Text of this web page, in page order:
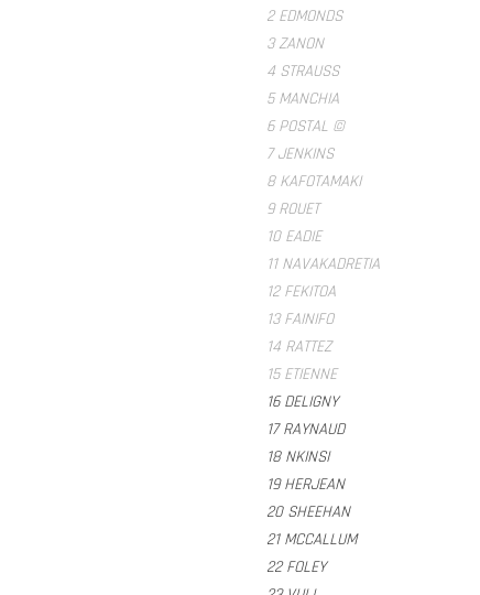
2 EDMONDS
3 ZANON
4 STRAUSS
5 MANCHIA
6 POSTAL ©
7 JENKINS
8 KAFOTAMAKI
9 ROUET
10 EADIE
11 NAVAKADRETIA
12 FEKITOA
13 FAINIFO
14 RATTEZ
15 ETIENNE
16 DELIGNY
17 RAYNAUD
18 NKINSI
19 HERJEAN
20 SHEEHAN
21 MCCALLUM
22 FOLEY